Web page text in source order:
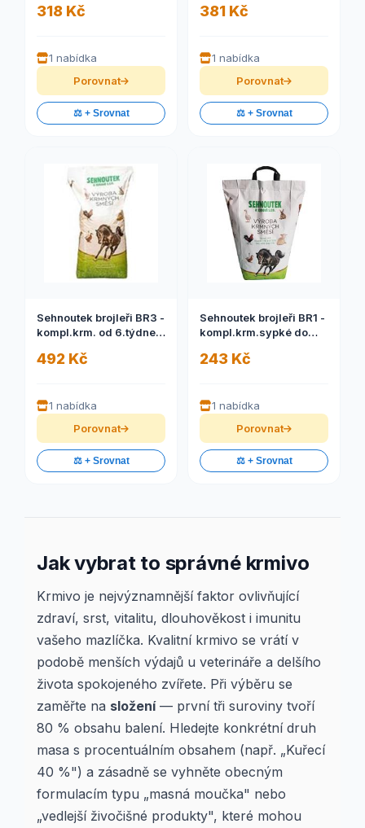
318 Kč
1 nabídka
Porovnat
⚖️ + Srovnat
381 Kč
1 nabídka
Porovnat
⚖️ + Srovnat
Sehnoutek brojleři BR3 -
kompl.krm. od 6.týdne ,
492 Kč
1 nabídka
Porovnat
⚖️ + Srovnat
Sehnoutek brojleři BR1 -
kompl.krm.sypké do
243 Kč
1 nabídka
Porovnat
⚖️ + Srovnat
Jak vybrat to správné krmivo
Krmivo je nejvýznamnější faktor ovlivňující
zdraví, srst, vitalitu, dlouhověkost i imunitu
vašeho mazlíčka. Kvalitní krmivo se vrátí v
podobě menších výdajů u veterináře a delšího
života spokojeného zvířete. Při výběru se
zaměřte na složení— první tři suroviny tvoří
80 % obsahu balení. Hledejte konkrétní druh
masa s procentuálním obsahem (např. „Kuřecí
40 %") a zásadně se vyhněte obecným
formulacím typu „masná moučka" nebo
„vedlejší živočišné produkty", které mohou